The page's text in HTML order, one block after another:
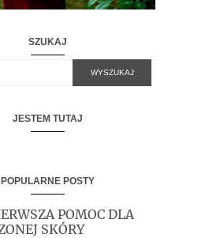
SZUKAJ
JESTEM TUTAJ
POPULARNE POSTY
POMOC DLA
SKÓRY